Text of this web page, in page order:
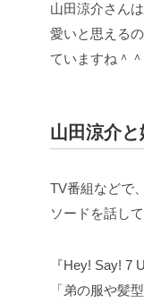
山田涼介さん
愛いと思える
ていますね＾＾
山田涼介
TV番組などで
ソードを話して
『Hey! Say! 7
「弟の服や髪